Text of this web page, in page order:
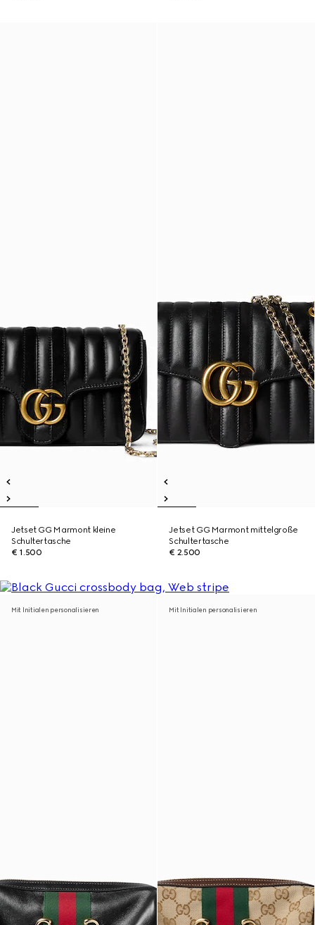
Jetset GG Marmont kleine
Schultertasche
€ 1.500
Jetset GG Marmont mittelgroße
Schultertasche
€ 2.500
Mit Initialen personalisieren Mit Initialen personalisieren